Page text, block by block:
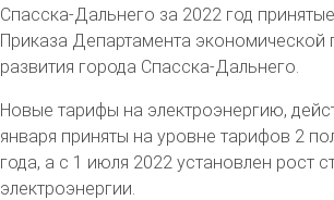
Спасска-Дальнего за 2022 год
Приказа Департамента экономической
развития города Спасска-Дальнего.
Новые тарифы на электроэнергию,
января приняты на уровне тарифов 2
года, а с 1 июля 2022 установлен рост
электроэнергии.